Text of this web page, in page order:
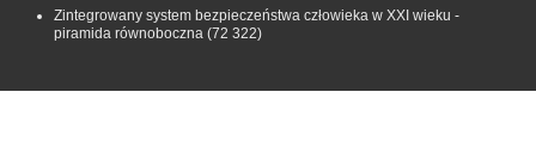
Zintegrowany system bezpieczeństwa człowieka w XXI wieku -
piramida równoboczna (72 322)